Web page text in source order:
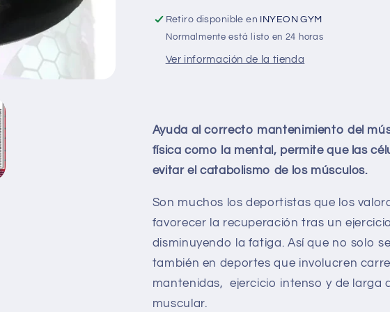
Retiro disponible en INYEON GYM
Normalmente está listo en 24 horas
Ver información de la tienda
Ayuda al correcto mantenimiento del
física como la mental, permite que las
evitar el catabolismo de los músculos.
Son muchos los deportistas que los
favorecer la recuperación tras un
disminuyendo la fatiga. Así que no solo
también en deportes que involucren
mantenidas, ejercicio intenso y de larga
muscular.